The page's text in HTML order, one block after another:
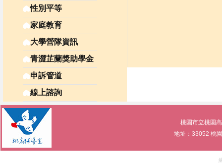
性別平等
家庭教育
大學營隊資訊
青澀芷蘭獎助學金
申訴管道
線上諮詢
桃園市立桃園
地址：33052 桃